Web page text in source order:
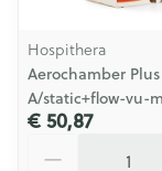
Hospithera
Aerochamber Plus
A/static+flow-vu-
€ 50,87